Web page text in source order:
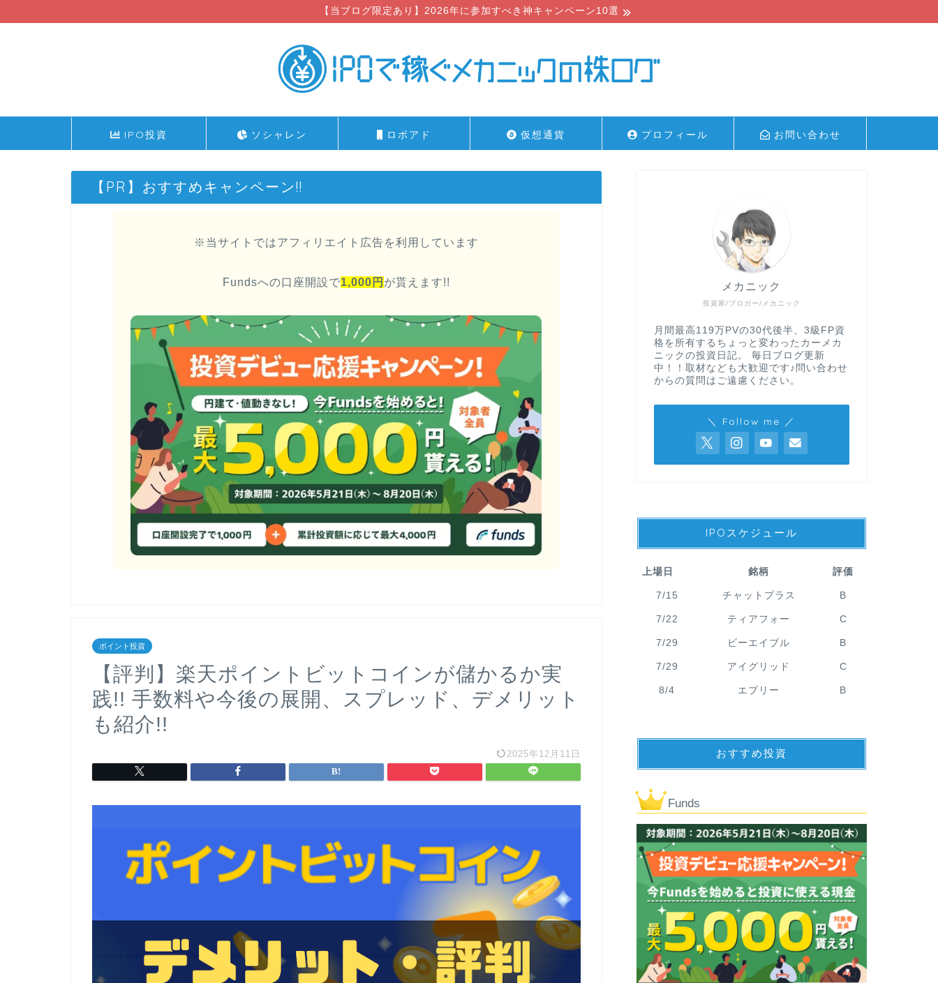
【当ブログ限定あり】2026年に参加すべき神キャンペーン10選
IPO投資 ソシャレン ロボアド 仮想通貨 プロフィール お問い合わせ
【PR】おすすめキャンペーン!!
※当サイトではアフィリエイト広告を利用しています
Fundsへの口座開設で1,000円 が貰えます!!
ポイント投資
【評判】楽天ポイントビットコインが儲かるか実
践!! 手数料や今後の展開、スプレッド、デメリット
も紹介!!
2025年12月11日
投資家/ブロガー/メカニック
メカニック
月間最高119万PVの30代後半、3級FP資
格を所有するちょっと変わったカーメカ
ニックの投資日記。 毎日ブログ更新
中！！取材なども大歓迎です♪問い合わせ
からの質問はご遠慮ください。
＼ Follow me ／
IPOスケジュール
上場日 銘柄 評価
7/15 チャットプラス B
7/22 ティアフォー C
7/29 ビーエイブル B
7/29 アイグリッド C
8/4 エブリー B
おすすめ投資
Funds